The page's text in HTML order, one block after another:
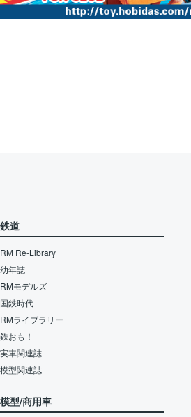
鉄道
RM Re-Library
幼年誌
RMモデルズ
国鉄時代
RMライブラリー
鉄おも！
実車関連誌
模型関連誌
模型/商用車